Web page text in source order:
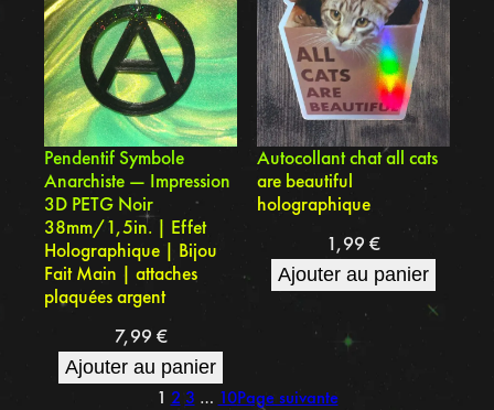
Pendentif Symbole
Anarchiste — Impression
3D PETG Noir
38mm/1,5in. | Effet
Holographique | Bijou
Fait Main | attaches
plaquées argent
7,99 €
Ajouter au panier
Autocollant chat all cats
are beautiful
holographique
1,99 €
Ajouter au panier
1 2 3 … 10Page suivante